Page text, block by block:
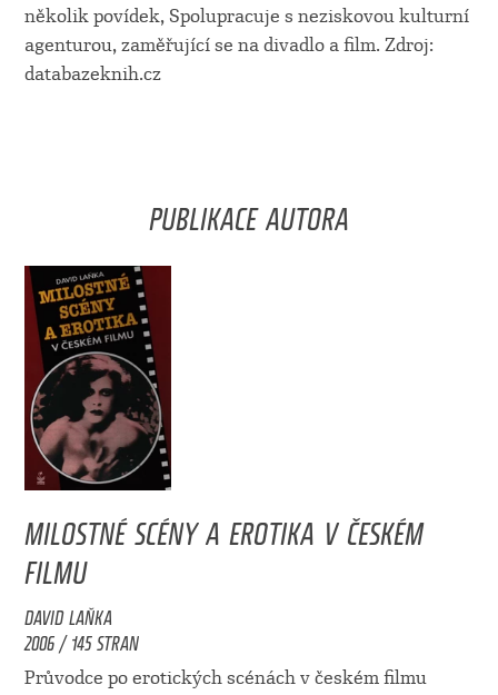
několik povídek, Spolupracuje s neziskovou kulturní
agenturou, zaměřující se na divadlo a film. Zdroj:
databazeknih.cz
PUBLIKACE AUTORA
MILOSTNÉ SCÉNY A EROTIKA V ČESKÉM
FILMU
DAVID LAŇKA
2006 / 145 STRAN
Průvodce po erotických scénách v českém filmu